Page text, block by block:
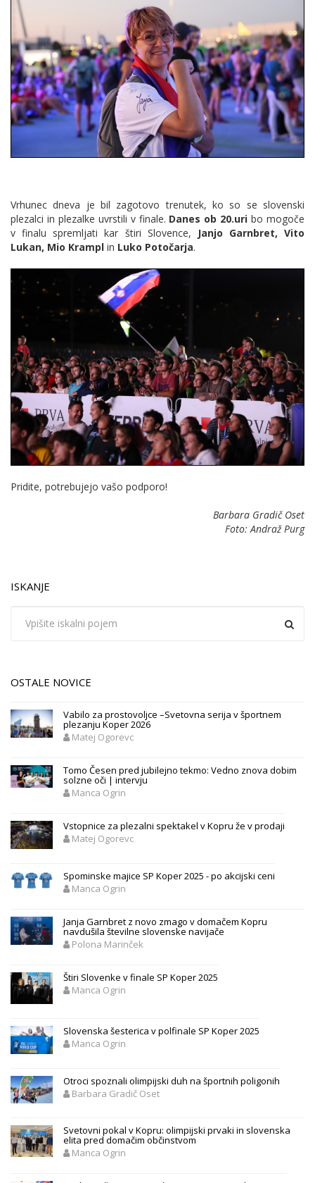
Vrhunec dneva je bil zagotovo trenutek, ko so se slovenski
plezalci in plezalke uvrstili v finale. Danes ob 20.uribo mogoče
v finalu spremljati kar štiri Slovence,
Janjo Garnbret, Vito
Lukan, Mio Krampl in Luko Potočarja.
Pridite, potrebujejo vašo podporo!
Barbara Gradič Oset
Foto: Andraž Purg
ISKANJE
OSTALE NOVICE
Vabilo za prostovoljce –Svetovna serija v športnem
plezanju Koper 2026
Matej Ogorevc
Tomo Česen pred jubilejno tekmo: Vedno znova dobim
solzne oči | intervju
Manca Ogrin
Vstopnice za plezalni spektakel v Kopru že v prodaji
Matej Ogorevc
Spominske majice SP Koper 2025 - po akcijski ceni
Manca Ogrin
Janja Garnbret z novo zmago v domačem Kopru
navdušila številne slovenske navijače
Polona Marinček
Štiri Slovenke v finale SP Koper 2025
Manca Ogrin
Slovenska šesterica v polfinale SP Koper 2025
Manca Ogrin
Otroci spoznali olimpijski duh na športnih poligonih
Barbara Gradič Oset
Svetovni pokal v Kopru: olimpijski prvaki in slovenska
elita pred domačim občinstvom
Manca Ogrin